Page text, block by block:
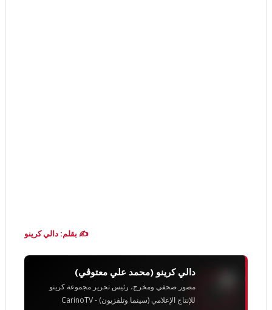
✍️ بقلم: دالي كرينو
دالي كرينو (محمد علي معتوڨي)
مصور صحفي ومخرج، رئيس تحرير مجموعة كرينو
للإنتاج الإعلامي (سينما وتلفزيون) - CarinoTV